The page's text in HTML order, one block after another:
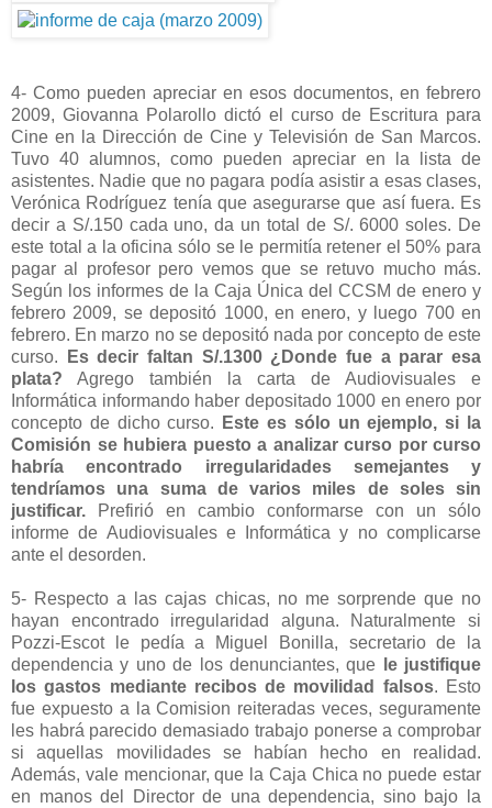
4- Como pueden apreciar en esos documentos, en febrero
2009, Giovanna Polarollo dictó el curso de Escritura para
Cine en la Dirección de Cine y Televisión de San Marcos.
Tuvo 40 alumnos, como pueden apreciar en la lista de
asistentes. Nadie que no pagara podía asistir a esas clases,
Verónica Rodríguez tenía que asegurarse que así fuera. Es
decir a S/.150 cada uno, da un total de S/. 6000 soles. De
este total a la oficina sólo se le permitía retener el 50% para
pagar al profesor pero vemos que se retuvo mucho más.
Según los informes de la Caja Única del CCSM de enero y
febrero 2009, se depositó 1000, en enero, y luego 700 en
febrero. En marzo no se depositó nada por concepto de este
curso.
Es decir faltan S/.1300 ¿Donde fue a parar esa
plata? Agrego también la carta de Audiovisuales e
Informática informando haber depositado 1000 en enero por
concepto de dicho curso.
Este es sólo un ejemplo, si la
Comisión se hubiera puesto a analizar curso por curso
habría encontrado irregularidades semejantes y
tendríamos una suma de varios miles de soles sin
justificar. Prefirió en cambio conformarse con un sólo
informe de Audiovisuales e Informática y no complicarse
ante el desorden.
5- Respecto a las cajas chicas, no me sorprende que no
hayan encontrado irregularidad alguna. Naturalmente si
Pozzi-Escot le pedía a Miguel Bonilla, secretario de la
dependencia y uno de los denunciantes, que le justifique
los gastos mediante recibos de movilidad falsos. Esto
fue expuesto a la Comision reiteradas veces, seguramente
les habrá parecido demasiado trabajo ponerse a comprobar
si aquellas movilidades se habían hecho en realidad.
Además, vale mencionar, que la Caja Chica no puede estar
en manos del Director de una dependencia, sino bajo la